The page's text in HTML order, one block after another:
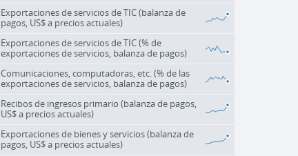
Exportaciones de servicios de TIC (balanza de
pagos, US$ a precios actuales)
Exportaciones de servicios de TIC (% de
exportaciones de servicios, balanza de pagos)
Comunicaciones, computadoras, etc. (% de las
exportaciones de servicios, balanza de pagos)
Recibos de ingresos primario (balanza de pagos,
US$ a precios actuales)
Exportaciones de bienes y servicios (balanza de
pagos, US$ a precios actuales)